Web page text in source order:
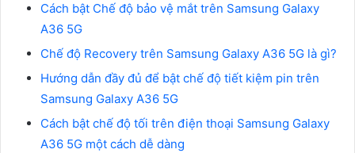
Cách bật Chế độ bảo vệ mắt trên Samsung Galaxy
A36 5G
Chế độ Recovery trên Samsung Galaxy A36 5G là gì?
Hướng dẫn đầy đủ để bật chế độ tiết kiệm pin trên
Samsung Galaxy A36 5G
Cách bật chế độ tối trên điện thoại Samsung Galaxy
A36 5G một cách dễ dàng